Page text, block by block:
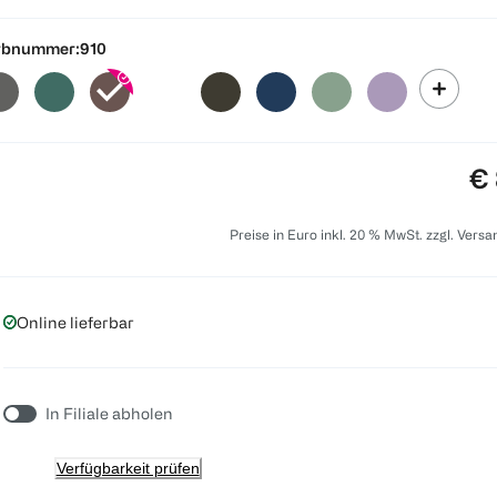
910
€
Preise in Euro inkl. 20 % MwSt. zzgl.
Online lieferbar
In Filiale abholen
Verfügbarkeit prüfen